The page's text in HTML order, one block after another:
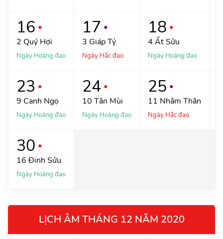
16 ●
2 Quý Hợi
Ngày Hoàng đạo
17 ●
3 Giáp Tý
Ngày Hắc đạo
18 ●
4 Ất Sửu
Ngày Hoàng đạo
23 ●
9 Canh Ngọ
Ngày Hoàng đạo
24 ●
10 Tân Mùi
Ngày Hoàng đạo
25 ●
11 Nhâm Thân
Ngày Hắc đạo
30 ●
16 Đinh Sửu
Ngày Hoàng đạo
LỊCH ÂM THÁNG 12 NĂM 2020